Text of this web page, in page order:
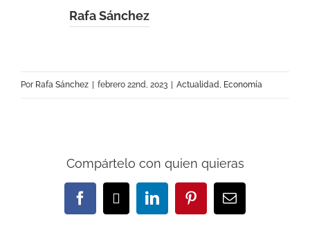
Rafa Sánchez
Por Rafa Sánchez febrero 22nd, 2023 Actualidad, Economía
Compártelo con quien quieras
Facebook
X LinkedInPinterestCorreo
electrónico